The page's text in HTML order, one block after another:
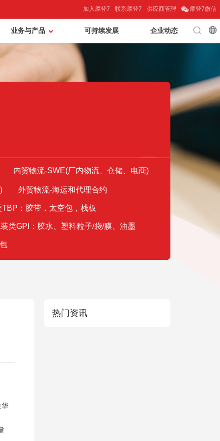
摩登7微信
供应商管理
联系摩登7
加入摩登7
企业动态
可持续发展
业务与产品
内贸物流-SWE(厂内物流、仓储、电商)
外贸物流-海运和代理合约
TBP：胶带，太空包，栈板
类GPI：胶水、塑料粒子/袋/膜、油墨
华
热门资讯